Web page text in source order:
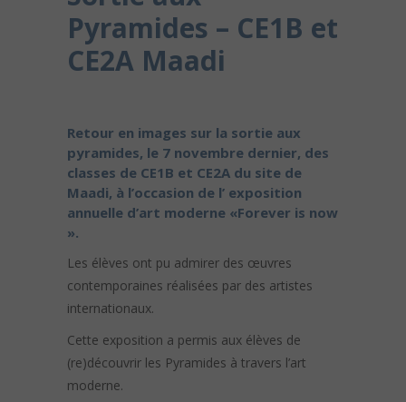
Pyramides – CE1B et
CE2A Maadi
Retour en images sur la sortie aux
pyramides, le 7 novembre dernier, des
classes de CE1B et CE2A du site de
Maadi, à l’occasion de l’ exposition
annuelle d’art moderne «Forever is now
».
Les élèves ont pu admirer des œuvres
contemporaines réalisées par des artistes
internationaux.
Cette exposition a permis aux élèves de
(re)découvrir les Pyramides à travers l’art
moderne.